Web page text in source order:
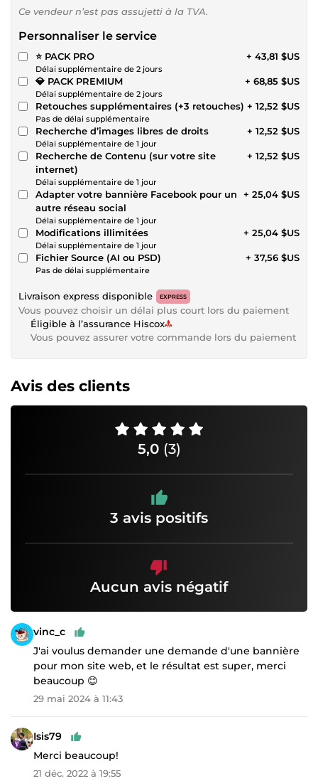
Ce vendeur n’est pas assujetti à la TVA.
Personnaliser le service
⭐️ PACK PRO
Délai supplémentaire de 2 jours
+ 43,81 $US
💎 PACK PREMIUM
Délai supplémentaire de 2 jours
+ 68,85 $US
Retouches supplémentaires (+3 retouches)
Pas de délai supplémentaire
+ 12,52 $US
Recherche d’images libres de droits
Délai supplémentaire de 1 jour
+ 12,52 $US
Recherche de Contenu (sur votre site
internet)
Délai supplémentaire de 1 jour
+ 12,52 $US
Adapter votre bannière Facebook pour un
autre réseau social
Délai supplémentaire de 1 jour
+ 25,04 $US
Modifications illimitées
Délai supplémentaire de 1 jour
+ 25,04 $US
Fichier Source (AI ou PSD)
Pas de délai supplémentaire
+ 37,56 $US
Livraison express disponible EXPRESS
Vous pouvez choisir un délai plus court lors du paiement
Éligible à l’assurance Hiscox
Vous pouvez assurer votre commande lors du paiement
Avis des clients
5,0 (3)
3 avis positifs
Aucun avis négatif
vinc_c
J'ai voulus demander une demande d'une bannière
pour mon site web, et le résultat est super, merci
beaucoup 😊
29 mai 2024 à 11:43
Isis79
Merci beaucoup!
21 déc. 2022 à 19:55